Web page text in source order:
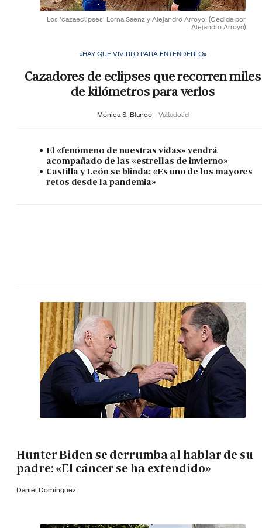
Los 'cazaeclipses' Lorna Saenz y Alejandro Arroyo. (Cedida por
Alejandro Arroyo)
«HAY QUE VIVIRLO PARA ENTENDERLO»
Cazadores de eclipses que recorren miles
de kilómetros para verlos
Mónica S. Blanco Valladolid
El «fenómeno de nuestras vidas» vendrá
acompañado de las «estrellas de invierno»
Castilla y León se blinda: «Es uno de los mayores
retos desde la pandemia»
Hunter Biden se derrumba al hablar de su
padre: «El cáncer se ha extendido»
Daniel Domínguez